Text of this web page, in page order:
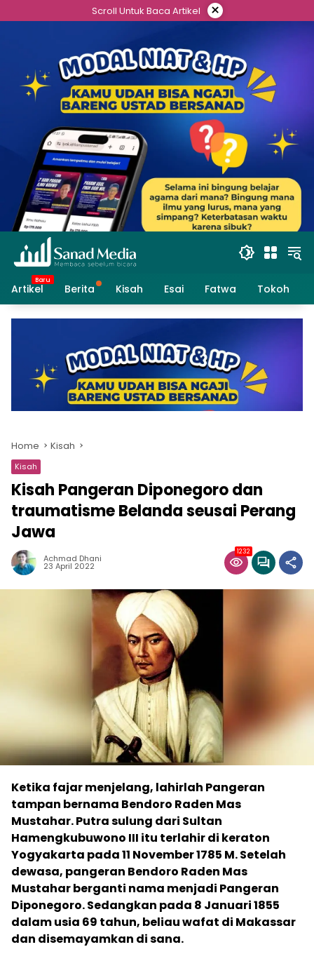
to
Scroll Untuk Baca Artikel ×
Artikel Berita Kisah Esai Fatwa Tokoh
Home Kisah
Kisah
Kisah Pangeran Diponegoro dan
traumatisme Belanda seusai Perang
Jawa
Achmad Dhani
23 April 2022
1232
Ketika fajar menjelang, lahirlah Pangeran
tampan bernama Bendoro Raden Mas
Mustahar. Putra sulung dari Sultan
Hamengkubuwono III itu terlahir di keraton
Yogyakarta pada 11 November 1785 M. Setelah
dewasa, pangeran Bendoro Raden Mas
Mustahar berganti nama menjadi Pangeran
Diponegoro. Sedangkan pada 8 Januari 1855
dalam usia 69 tahun, beliau wafat di Makassar
dan disemayamkan di sana.